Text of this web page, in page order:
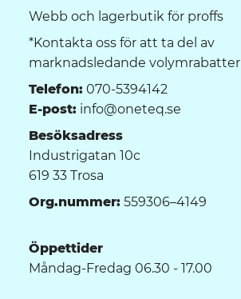
Webb och lagerbutik för proffs
*Kontakta oss för att ta del av
marknadsledande volymrabatter
Telefon: 070-5394142
E-post: info@oneteq.se
Besöksadress
Industrigatan 10c
619 33 Trosa
Org.nummer: 559306–4149
Öppettider
Måndag-Fredag 06.30 - 17.00